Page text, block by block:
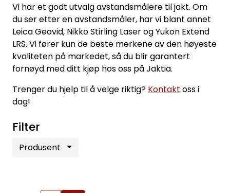
Vi har et godt utvalg avstandsmålere til jakt. Om
du ser etter en avstandsmåler, har vi blant annet
Leica Geovid, Nikko Stirling Laser og Yukon Extend
LRS. Vi fører kun de beste merkene av den høyeste
kvaliteten på markedet, så du blir garantert
fornøyd med ditt kjøp hos oss på Jaktia.
Trenger du hjelp til å velge riktig? Kontakt oss i
dag!
Filter
Produsent
SOMMERSALG FISKE